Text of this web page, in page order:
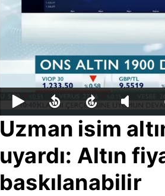
Uzman isim
uyardı: Altın
baskılanabilir